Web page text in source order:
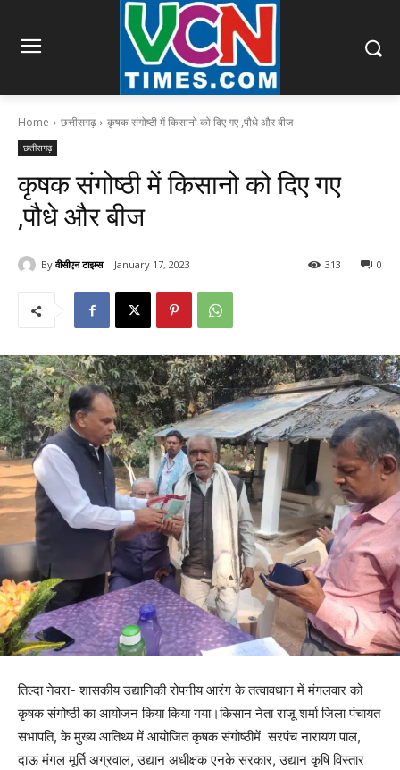
Home छत्तीसगढ़ कृषक संगोष्ठी में किसानो को दिए गए ,पौधे और बीज
छत्तीसगढ़
कृषक संगोष्ठी में किसानो को दिए गए
,पौधे और बीज
By वीसीएन टाइम्स January 17, 2023 0
313
तिल्दा नेवरा- शासकीय उद्यानिकी रोपनीय आरंग के तत्वावधान में मंगलवार को
कृषक संगोष्ठी का आयोजन किया किया गया।किसान नेता राजू शर्मा जिला पंचायत
सभापति, के मुख्य आतिथ्य में आयोजित कृषक संगोष्ठीमें सरपंच नारायण पाल,
दाऊ मंगल मूर्ति अग्रवाल, उद्यान अधीक्षक एनके सरकार, उद्यान कृषि विस्तार